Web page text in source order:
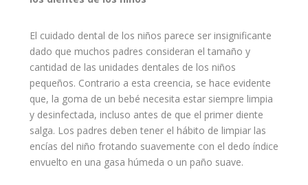
El cuidado dental de los niños parece ser insignificante
dado que muchos padres consideran el tamaño y
cantidad de las unidades dentales de los niños
pequeños. Contrario a esta creencia, se hace evidente
que, la goma de un bebé necesita estar siempre limpia
y desinfectada, incluso antes de que el primer diente
salga. Los padres deben tener el hábito de limpiar las
encías del niño frotando suavemente con el dedo índice
envuelto en una gasa húmeda o un paño suave.